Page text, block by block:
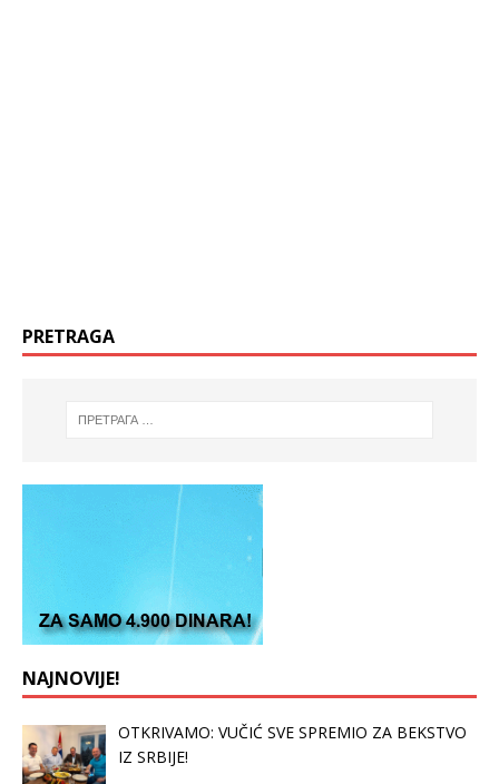
PRETRAGA
NAJNOVIJE!
OTKRIVAMO: VUČIĆ SVE SPREMIO ZA BEKSTVO
IZ SRBIJE!